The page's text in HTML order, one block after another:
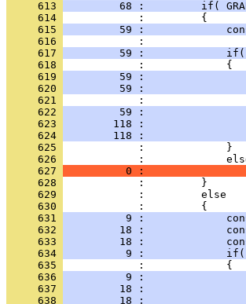
     613
68 :         if(
     614
     615
59 :
     616
     617
59 :
     618
     619
59 :
     620
59 :
     621
     622
59 :
     623
118 :
     624
118 :
     625
     626
     627
0 :
     628
     629
     630
     631
9 :
     632
18 :
     633
18 :
     634
9 :
     635
     636
9 :
     637
18 :
     638
18 :